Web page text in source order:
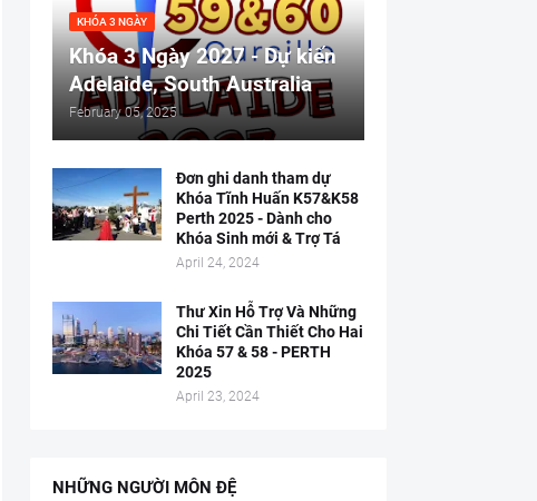
KHÓA 3 NGÀY
Khóa 3 Ngày 2027 - Dự kiến
Adelaide, South Australia
February 05, 2025
Đơn ghi danh tham dự
Khóa Tĩnh Huấn K57&K58
Perth 2025 - Dành cho
Khóa Sinh mới & Trợ Tá
April 24, 2024
Thư Xin Hỗ Trợ Và Những
Chi Tiết Cần Thiết Cho Hai
Khóa 57 & 58 - PERTH
2025
April 23, 2024
NHỮNG NGƯỜI MÔN ĐỆ